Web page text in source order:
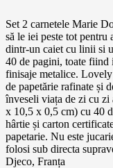
Set 2 carnetele Marie
să le iei peste tot pentru
dintr-un caiet cu linii si
40 de pagini, toate fiind
finisaje metalice.
de papetărie rafinate și
înveseli viața de zi cu
x 10,5 x 0,5 cm) cu 40
hârtie și carton
papetarie. Nu este
folosi sub directa
Djeco, Franța